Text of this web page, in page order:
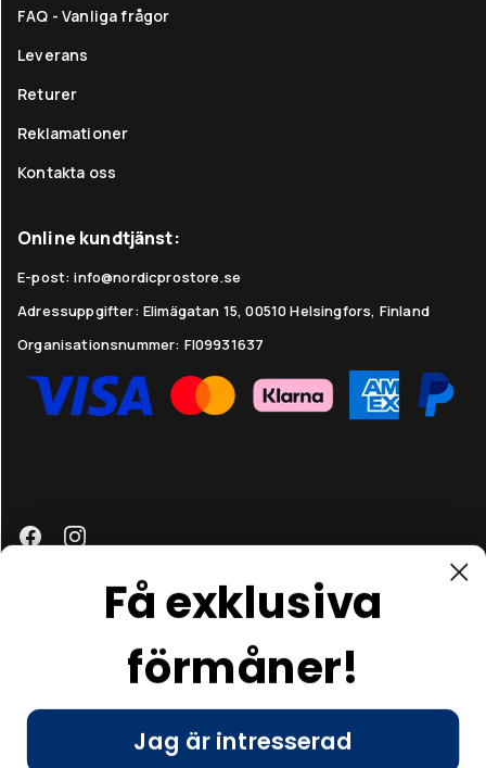
FAQ - Vanliga frågor
Leverans
Returer
Reklamationer
Kontakta oss
Online kundtjänst:
E-post: info@nordicprostore.se
Adressuppgifter: Elimägatan 15, 00510 Helsingfors, Finland
Organisationsnummer: FI09931637
© Nordic Prostore 2026
Få exklusiva
förmåner!
Jag är intresserad